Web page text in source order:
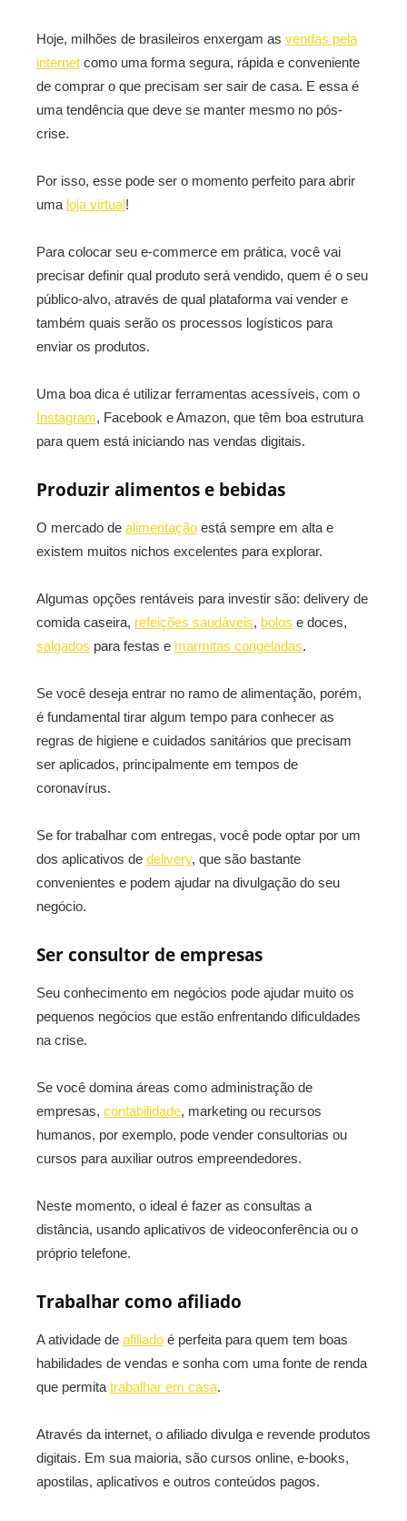
Hoje, milhões de brasileiros enxergam as vendas pela
internet como uma forma segura, rápida e conveniente
de comprar o que precisam ser sair de casa. E essa é
uma tendência que deve se manter mesmo no pós-
crise.
Por isso, esse pode ser o momento perfeito para abrir
uma loja virtual!
Para colocar seu e-commerce em prática, você vai
precisar definir qual produto será vendido, quem é o seu
público-alvo, através de qual plataforma vai vender e
também quais serão os processos logísticos para
enviar os produtos.
Uma boa dica é utilizar ferramentas acessíveis, com o
Instagram, Facebook e Amazon, que têm boa estrutura
para quem está iniciando nas vendas digitais.
Produzir alimentos e bebidas
O mercado de alimentação está sempre em alta e
existem muitos nichos excelentes para explorar.
Algumas opções rentáveis para investir são: delivery de
comida caseira, refeições saudáveis, bolos e doces,
salgados para festas e marmitas congeladas.
Se você deseja entrar no ramo de alimentação, porém,
é fundamental tirar algum tempo para conhecer as
regras de higiene e cuidados sanitários que precisam
ser aplicados, principalmente em tempos de
coronavírus.
Se for trabalhar com entregas, você pode optar por um
dos aplicativos de delivery, que são bastante
convenientes e podem ajudar na divulgação do seu
negócio.
Ser consultor de empresas
Seu conhecimento em negócios pode ajudar muito os
pequenos negócios que estão enfrentando dificuldades
na crise.
Se você domina áreas como administração de
empresas, contabilidade, marketing ou recursos
humanos, por exemplo, pode vender consultorias ou
cursos para auxiliar outros empreendedores.
Neste momento, o ideal é fazer as consultas a
distância, usando aplicativos de videoconferência ou o
próprio telefone.
Trabalhar como afiliado
A atividade de afiliado é perfeita para quem tem boas
habilidades de vendas e sonha com uma fonte de renda
que permita trabalhar em casa.
Através da internet, o afiliado divulga e revende produtos
digitais. Em sua maioria, são cursos online, e-books,
apostilas, aplicativos e outros conteúdos pagos.